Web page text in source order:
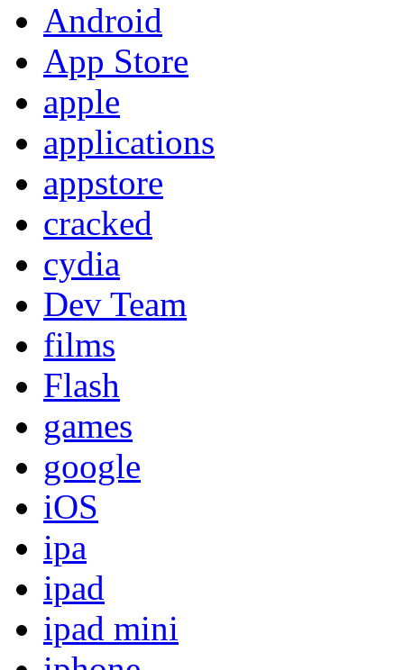
Android
App Store
apple
applications
appstore
cracked
cydia
Dev Team
films
Flash
games
google
iOS
ipa
ipad
ipad mini